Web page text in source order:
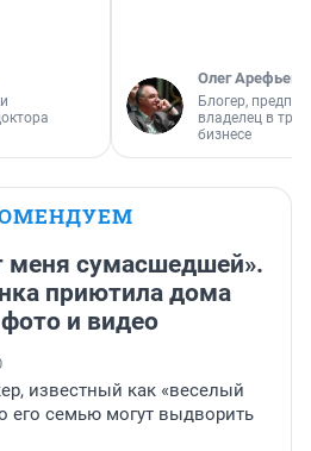
Олег Арефьев
Блогер,
владелец в
бизнесе
меня сумасшедшей».
приютила дома
и видео
известный как «веселый
его семью могут выдворить